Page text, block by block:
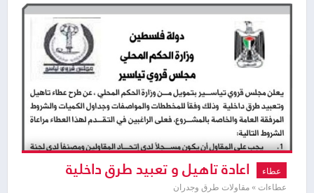
عطاء اعادة تاهيل و تعبيد طرق داخلية
عطاءات » مقاولات طرق وجدران